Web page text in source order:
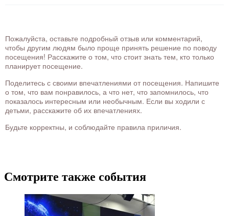
Пожалуйста, оставьте подробный отзыв или комментарий,
чтобы другим людям было проще принять решение по поводу
посещения! Расскажите о том, что стоит знать тем, кто только
планирует посещение.
Поделитесь с своими впечатлениями от посещения. Напишите
о том, что вам понравилось, а что нет, что запомнилось, что
показалось интересным или необычным. Если вы ходили с
детьми, расскажите об их впечатлениях.
Будьте корректны, и соблюдайте правила приличия.
Смотрите также события